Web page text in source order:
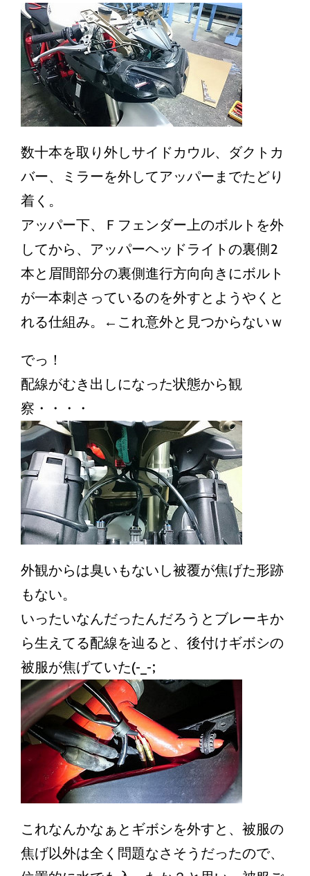
数十本を取り外しサイドカウル、ダクトカ
バー、ミラーを外してアッパーまでたどり
着く。
アッパー下、Ｆフェンダー上のボルトを外
してから、アッパーヘッドライトの裏側2
本と眉間部分の裏側進行方向向きにボルト
が一本刺さっているのを外すとようやくと
れる仕組み。←これ意外と見つからないｗ
でっ！
配線がむき出しになった状態から観
察・・・・
外観からは臭いもないし被覆が焦げた形跡
もない。
いったいなんだったんだろうとブレーキか
ら生えてる配線を辿ると、後付けギボシの
被服が焦げていた(-_-;
これなんかなぁとギボシを外すと、被服の
焦げ以外は全く問題なさそうだったので、